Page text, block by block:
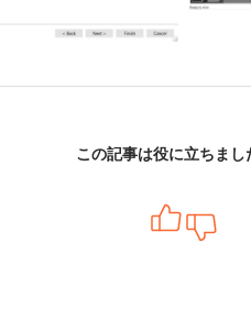
この記事は役に立ちまし